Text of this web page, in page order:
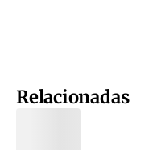
Relacionadas